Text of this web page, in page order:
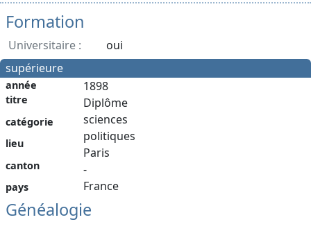
Formation
Universitaire :
oui
supérieure
année
titre
catégorie
lieu
canton
pays
1898
Diplôme
sciences
politiques
Paris
-
France
Généalogie